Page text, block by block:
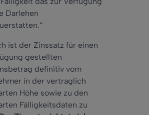
Darlehen
ist der Zinssatz für einen
gestellten
definitiv vom
in der vertraglich
Höhe sowie zu den
Fälligkeitsdaten zu